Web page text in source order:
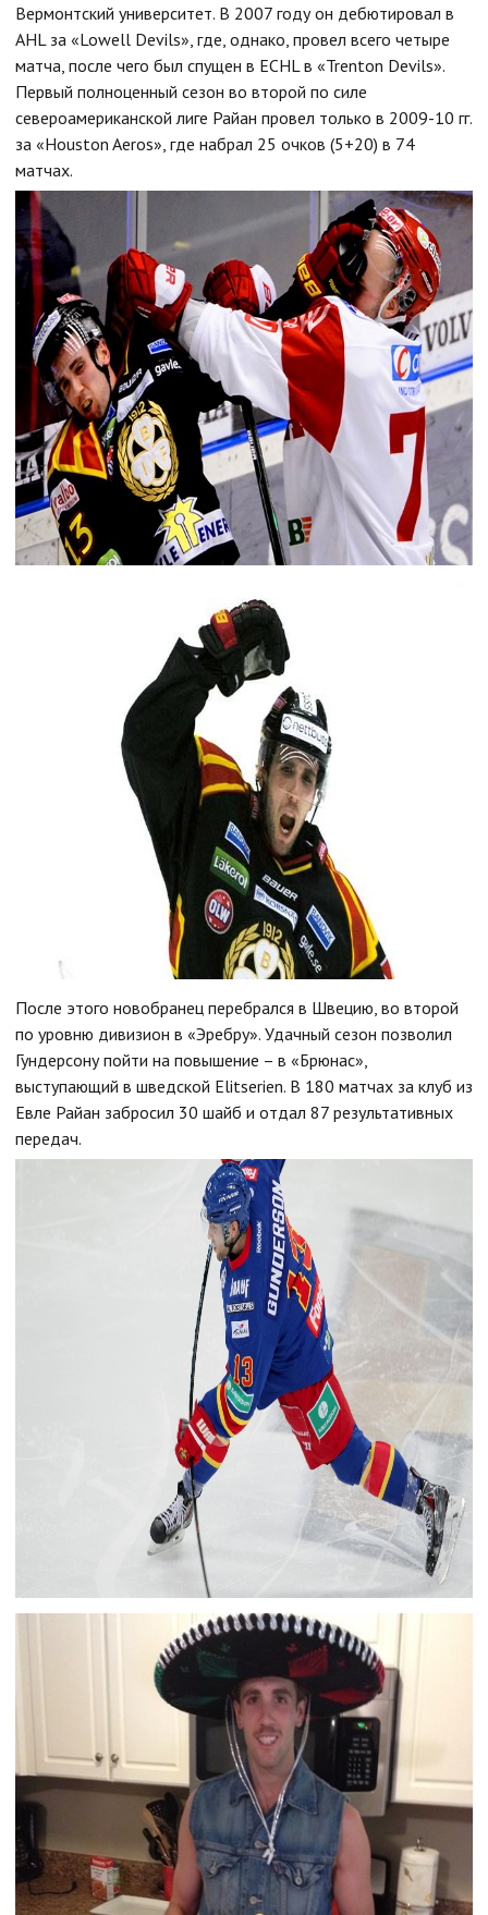
Вермонтский университет. В 2007 году он дебютировал в
AHL за «Lowell Devils», где, однако, провел всего четыре
матча, после чего был спущен в ECHL в «Trenton Devils».
Первый полноценный сезон во второй по силе
североамериканской лиге Райан провел только в 2009-10 гг.
за «Houston Aeros», где набрал 25 очков (5+20) в 74
матчах.
После этого новобранец перебрался в Швецию, во второй
по уровню дивизион в «Эребру». Удачный сезон позволил
Гундерсону пойти на повышение – в «Брюнас»,
выступающий в шведской Elitserien. В 180 матчах за клуб из
Евле Райан забросил 30 шайб и отдал 87 результативных
передач.